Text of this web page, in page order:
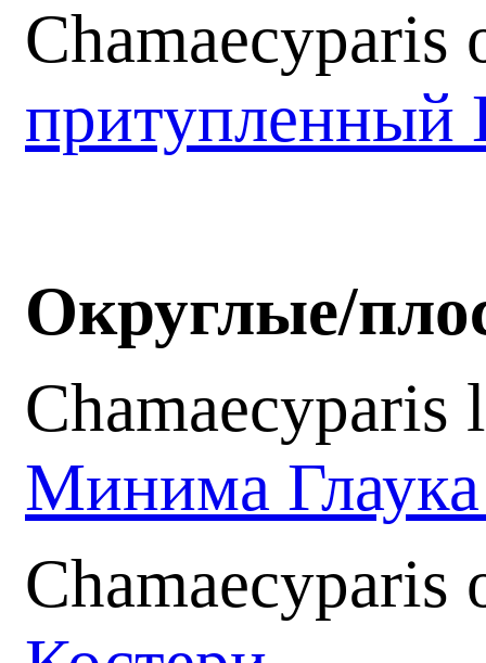
притупленный
Округлые/
Минима